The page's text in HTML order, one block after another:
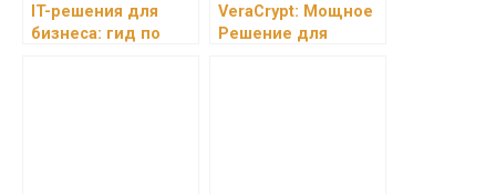
IT-решения для
бизнеса: гид по
VeraCrypt: Мощное
Решение для